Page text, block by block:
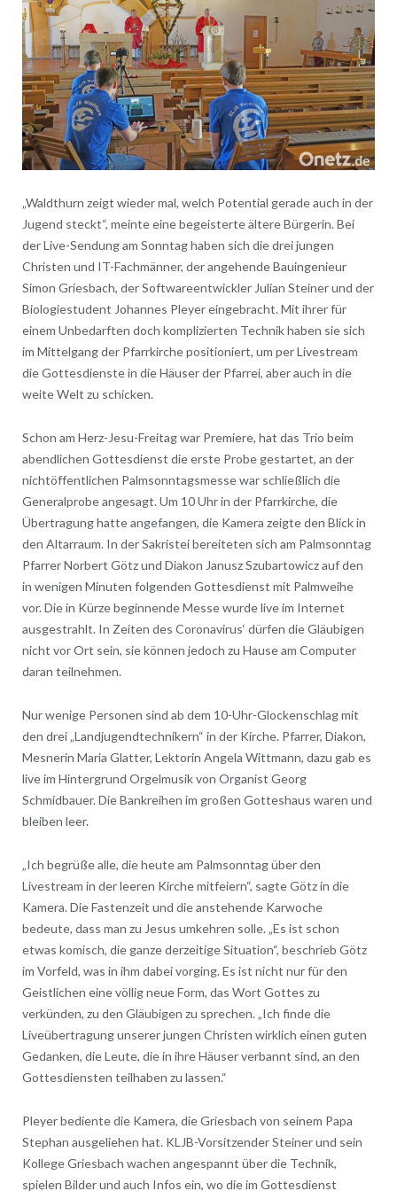
„Waldthurn zeigt wieder mal, welch Potential gerade auch in der
Jugend steckt“, meinte eine begeisterte ältere Bürgerin. Bei
der Live-Sendung am Sonntag haben sich die drei jungen
Christen und IT-Fachmänner, der angehende Bauingenieur
Simon Griesbach, der Softwareentwickler Julian Steiner und der
Biologiestudent Johannes Pleyer eingebracht. Mit ihrer für
einem Unbedarften doch komplizierten Technik haben sie sich
im Mittelgang der Pfarrkirche positioniert, um per Livestream
die Gottesdienste in die Häuser der Pfarrei, aber auch in die
weite Welt zu schicken.
Schon am Herz-Jesu-Freitag war Premiere, hat das Trio beim
abendlichen Gottesdienst die erste Probe gestartet, an der
nichtöffentlichen Palmsonntagsmesse war schließlich die
Generalprobe angesagt. Um 10 Uhr in der Pfarrkirche, die
Übertragung hatte angefangen, die Kamera zeigte den Blick in
den Altarraum. In der Sakristei bereiteten sich am Palmsonntag
Pfarrer Norbert Götz und Diakon Janusz Szubartowicz auf den
in wenigen Minuten folgenden Gottesdienst mit Palmweihe
vor. Die in Kürze beginnende Messe wurde live im Internet
ausgestrahlt. In Zeiten des Coronavirus‘ dürfen die Gläubigen
nicht vor Ort sein, sie können jedoch zu Hause am Computer
daran teilnehmen.
Nur wenige Personen sind ab dem 10-Uhr-Glockenschlag mit
den drei „Landjugendtechnikern“ in der Kirche. Pfarrer, Diakon,
Mesnerin Maria Glatter, Lektorin Angela Wittmann, dazu gab es
live im Hintergrund Orgelmusik von Organist Georg
Schmidbauer. Die Bankreihen im großen Gotteshaus waren und
bleiben leer.
„Ich begrüße alle, die heute am Palmsonntag über den
Livestream in der leeren Kirche mitfeiern“, sagte Götz in die
Kamera. Die Fastenzeit und die anstehende Karwoche
bedeute, dass man zu Jesus umkehren solle. „Es ist schon
etwas komisch, die ganze derzeitige Situation“, beschrieb Götz
im Vorfeld, was in ihm dabei vorging. Es ist nicht nur für den
Geistlichen eine völlig neue Form, das Wort Gottes zu
verkünden, zu den Gläubigen zu sprechen. „Ich finde die
Liveübertragung unserer jungen Christen wirklich einen guten
Gedanken, die Leute, die in ihre Häuser verbannt sind, an den
Gottesdiensten teilhaben zu lassen.“
Pleyer bediente die Kamera, die Griesbach von seinem Papa
Stephan ausgeliehen hat. KLJB-Vorsitzender Steiner und sein
Kollege Griesbach wachen angespannt über die Technik,
spielen Bilder und auch Infos ein, wo die im Gottesdienst